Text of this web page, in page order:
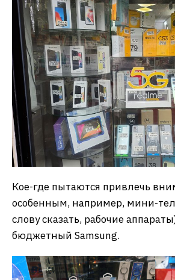
Кое-где пытаются привлечь
особенным, например, мини-
слову сказать, рабочие
бюджетный Samsung.